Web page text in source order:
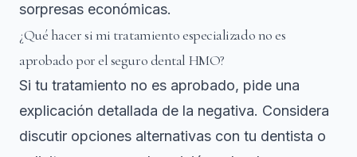
sorpresas económicas.
¿Qué hacer si mi tratamiento especializado no es
aprobado por el seguro dental HMO?
Si tu tratamiento no es aprobado, pide una
explicación detallada de la negativa. Considera
discutir opciones alternativas con tu dentista o